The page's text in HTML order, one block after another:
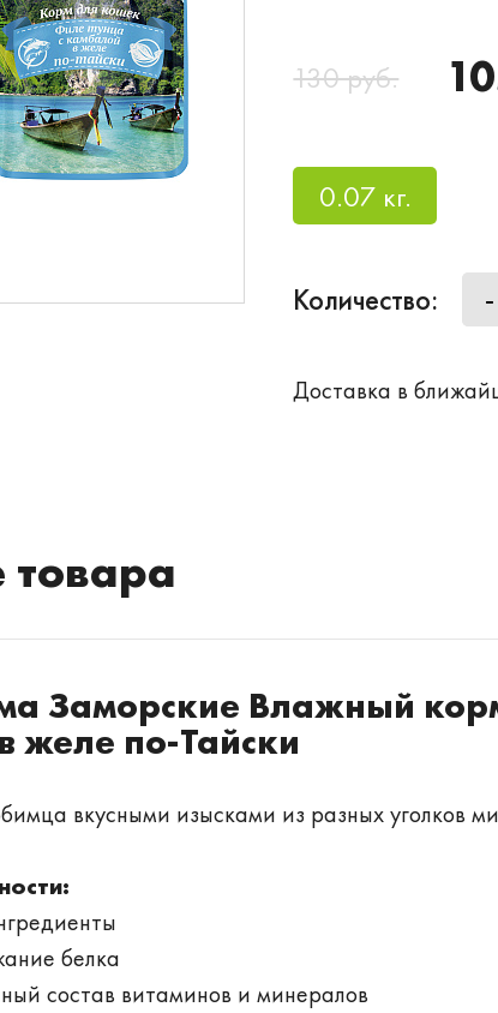
130 руб.
0.07 кг.
Количество: -
Доставка в
Заморские Влажный
желе по-Тайски
вкусными изысками из разных уголков
белка
состав витаминов и минералов